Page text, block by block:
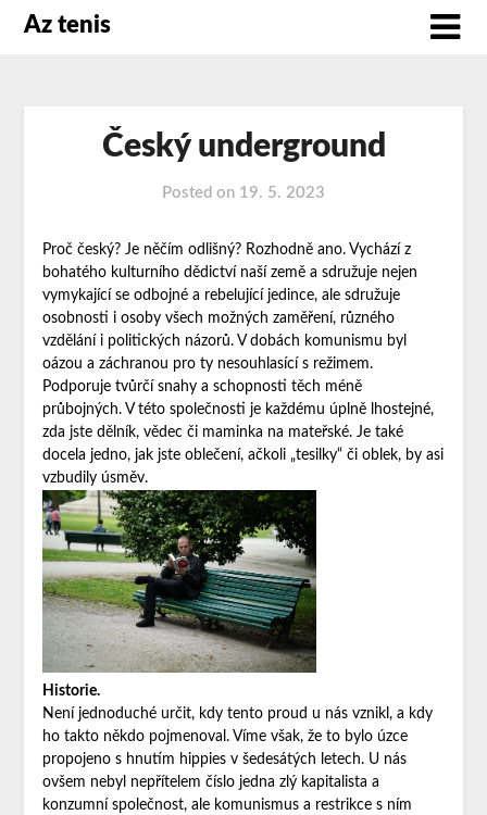
Az tenis
Český underground
Posted on 19. 5. 2023
Proč český? Je něčím odlišný? Rozhodně ano. Vychází z
bohatého kulturního dědictví naší země a sdružuje nejen
vymykající se odbojné a rebelující jedince, ale sdružuje
osobnosti i osoby všech možných zaměření, různého
vzdělání i politických názorů. V dobách komunismu byl
oázou a záchranou pro ty nesouhlasící s režimem.
Podporuje tvůrčí snahy a schopnosti těch méně
průbojných. V této společnosti je každému úplně lhostejné,
zda jste dělník, vědec či maminka na mateřské. Je také
docela jedno, jak jste oblečení, ačkoli „tesilky“ či oblek, by asi
vzbudily úsměv.
Historie.
Není jednoduché určit, kdy tento proud u nás vznikl, a kdy
ho takto někdo pojmenoval. Víme však, že to bylo úzce
propojeno s hnutím hippies v šedesátých letech. U nás
ovšem nebyl nepřítelem číslo jedna zlý kapitalista a
konzumní společnost, ale komunismus a restrikce s ním